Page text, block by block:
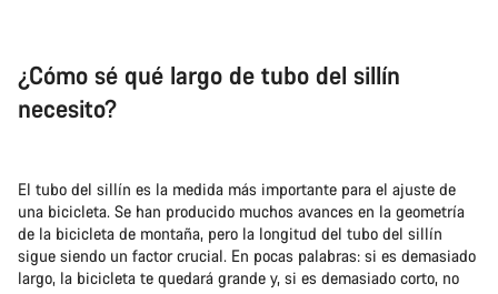
¿Cómo sé qué largo de tubo del sillín
necesito?
El tubo del sillín es la medida más importante para el ajuste de
una bicicleta. Se han producido muchos avances en la geometría
de la bicicleta de montaña, pero la longitud del tubo del sillín
sigue siendo un factor crucial. En pocas palabras: si es demasiado
largo, la bicicleta te quedará grande y, si es demasiado corto, no